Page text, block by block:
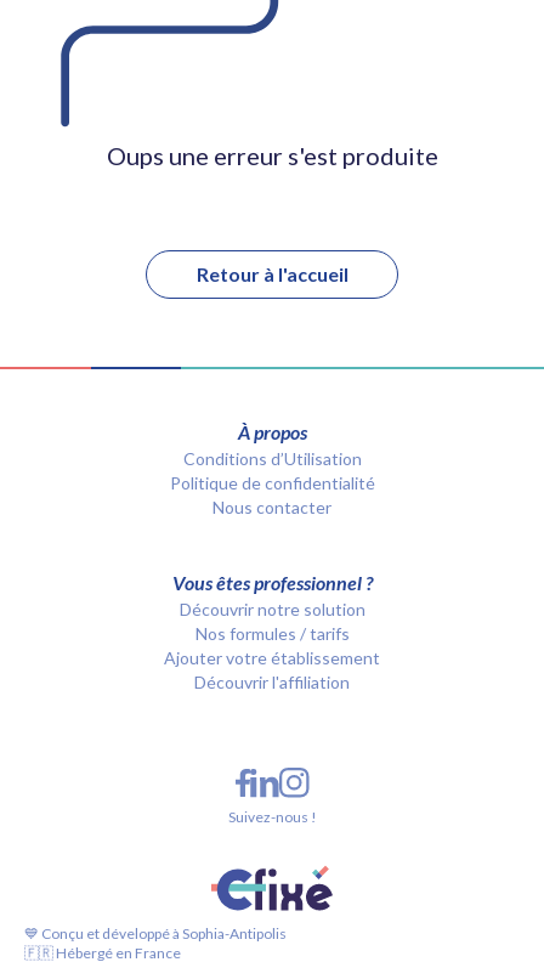
Oups une erreur s'est produite
Retour à l'accueil
À propos
Conditions d’Utilisation
Politique de confidentialité
Nous contacter
Vous êtes professionnel ?
Découvrir notre solution
Nos formules / tarifs
Ajouter votre établissement
Découvrir l'affiliation
💙 Conçu et développé à Sophia-Antipolis
🇫🇷 Hébergé en France
Suivez-nous !